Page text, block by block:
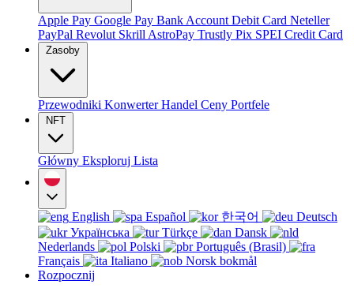
Apple Pay Google Pay Bank Account Debit Card Neteller
PayPal Revolut Skrill AstroPay Trustly Pix SPEI Credit Card
Zasoby
Przewodniki KonwerterHandel Ceny Portfele
NFT
Główny Eksploruj Lista
English Español 한국어
Deutsch
Українська
Türkçe
Dansk
Nederlands
Polski
Português (Brasil)
Français
Italiano
Norsk bokmål
Rozpocznij